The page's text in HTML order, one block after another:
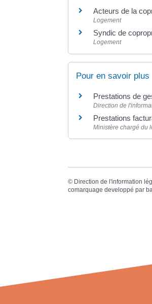
Acteurs de la
Logement
Syndic de
Logement
Pour en savoir plus
Prestations de
Direction de
Prestations
Ministère chargé du
© Direction de l'information
comarquage developpé par